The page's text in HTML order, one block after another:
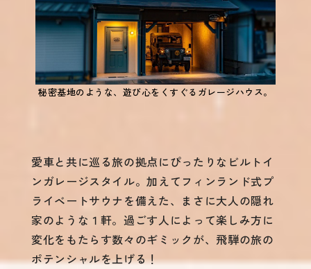
秘密基地のような、遊び心をくすぐるガレージハウス。
愛車と共に巡る旅の拠点にぴったりなビルトイ
ンガレージスタイル。加えてフィンランド式プ
ライベートサウナを備えた、まさに大人の隠れ
家のような１軒。過ごす人によって楽しみ方に
変化をもたらす数々のギミックが、飛騨の旅の
ポテンシャルを上げる！